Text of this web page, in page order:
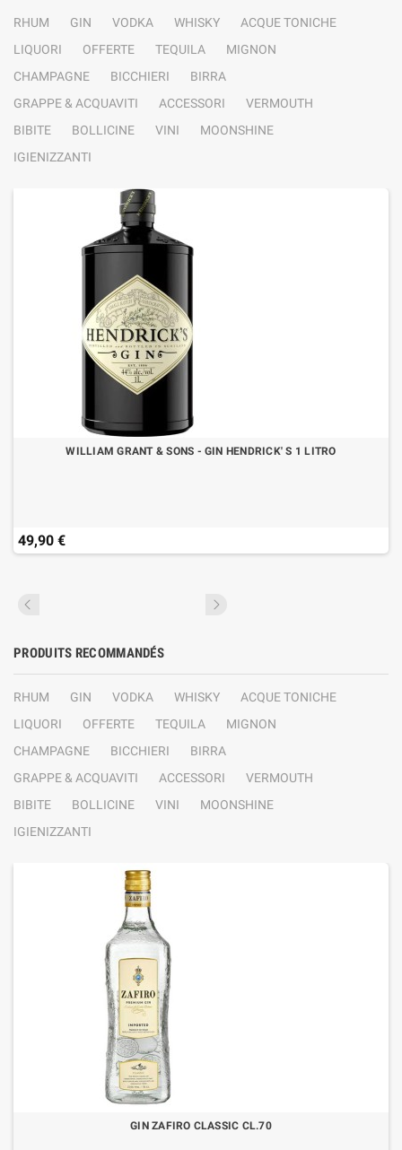
RHUM GIN VODKA WHISKY
ACQUE TONICHE
LIQUORI
OFFERTE TEQUILA
MIGNON
CHAMPAGNE
BICCHIERI
BIRRA
GRAPPE & ACQUAVITI
ACCESSORI
VERMOUTH
BIBITE
BOLLICINE VINI
MOONSHINE
IGIENIZZANTI
WILLIAM GRANT & SONS - GIN HENDRICK' S 1 LITRO
49,90 €
PRODUITS RECOMMANDÉS
RHUM GIN VODKA WHISKY
ACQUE TONICHE
LIQUORI
OFFERTE TEQUILA
MIGNON
CHAMPAGNE
BICCHIERI
BIRRA
GRAPPE & ACQUAVITI
ACCESSORI
VERMOUTH
BIBITE
BOLLICINE VINI
MOONSHINE
IGIENIZZANTI
GIN ZAFIRO CLASSIC CL.70